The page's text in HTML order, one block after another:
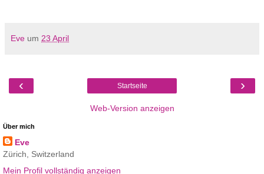
Eve um 23 April
‹ ›
Startseite
Web-Version anzeigen
Über mich
Eve
Zürich, Switzerland
Mein Profil vollständig anzeigen